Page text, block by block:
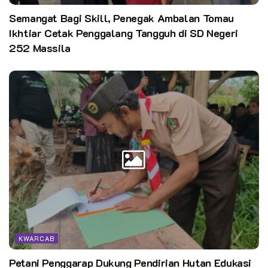
Semangat Bagi Skill, Penegak Ambalan Tomau
Ikhtiar Cetak Penggalang Tangguh di SD Negeri
252 Massila
KWARCAB
Petani Penggarap Dukung Pendirian Hutan Edukasi